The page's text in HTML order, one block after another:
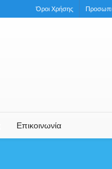
Όροι Χρήσης
Επικοινωνία